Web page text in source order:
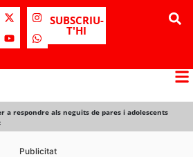
SUBSCRIU-
T'HI
a respondre als neguits de pares i adolescents
Publicitat